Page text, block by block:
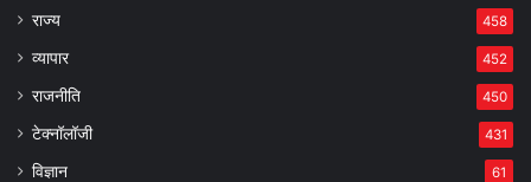
राज्य 458
व्यापार 452
राजनीति 450
टेक्नॉलॉजी 431
विज्ञान 61